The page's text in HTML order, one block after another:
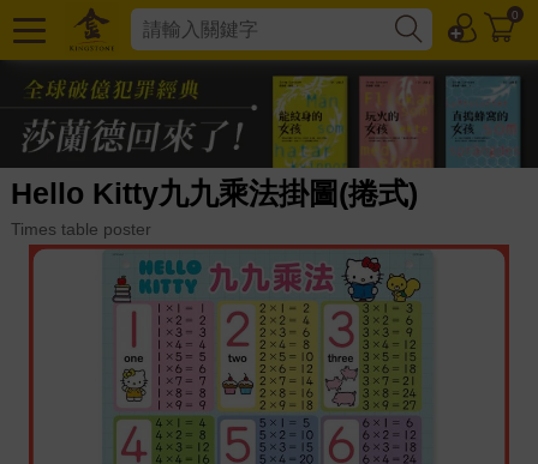
0
Hello Kitty九九乘法掛圖(捲式)
Times table poster